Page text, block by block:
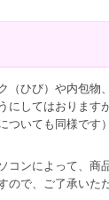
（ひび）や内包物
にしてはおります
ついても同様です）
コンによって、商
ので、ご了承いた